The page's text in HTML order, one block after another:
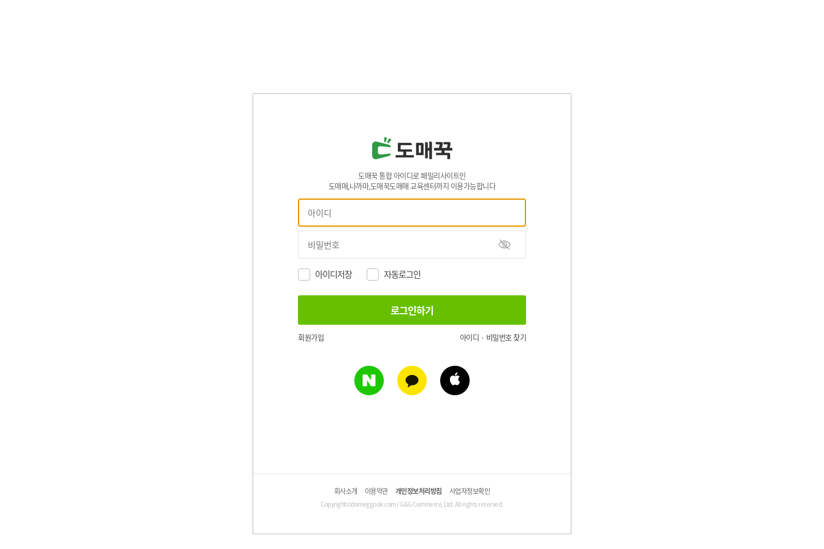
도매꾹 통합 아이디로 패밀리사이트인
도매매,나까마,도매꾹도매매 교육센터까지 이용가능합니다
아이디저장 자동로그인
회원가입 아이디 · 비밀번호 찾기
회사소개 이용약관 개인정보처리방침 사업자정보확인
Copyright©domeggook.com / G&G Commerce, Ltd. All rights reserved.